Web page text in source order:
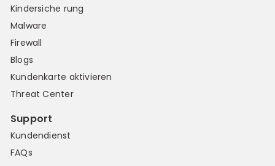
Kindersiche rung
Malware
Firewall
Blogs
Kundenkarte aktivieren
Threat Center
Support
Kundendienst
FAQs